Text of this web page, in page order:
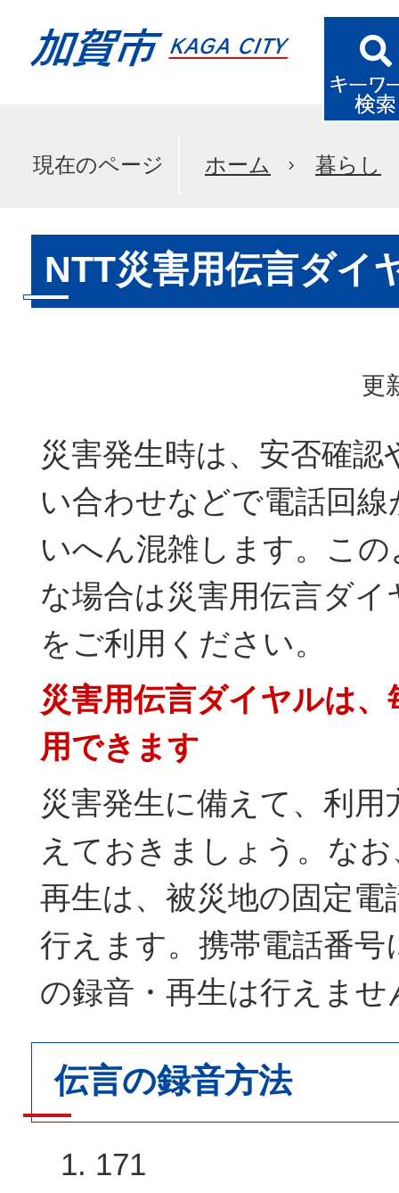
現在のページ ホーム 暮らし
NTT災害用伝言ダイ
更
災害発生時は、安否確認
い合わせなどで電話回線
いへん混雑します。この
な場合は災害用伝言ダイ
をご利用ください。
災害用伝言ダイヤルは、
用できます
災害発生に備えて、利用
えておきましょう。な
再生は、被災地の固定電
行えます。携帯電話番号
の録音・再生は行えませ
伝言の録音方法
171